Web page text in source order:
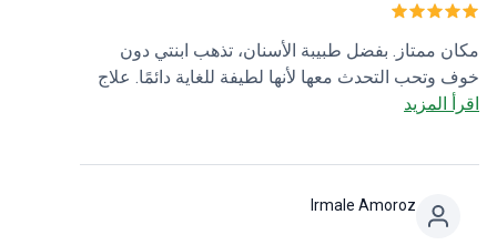
مكان ممتاز. بفضل طبيبة الأسنان، تذهب ابنتي دون
خوف وتحب التحدث معها لأنها لطيفة للغاية دائمًا. علاج
ممتاز وجودة جيدة.
اقرأ المزيد
Irmale Amoroz